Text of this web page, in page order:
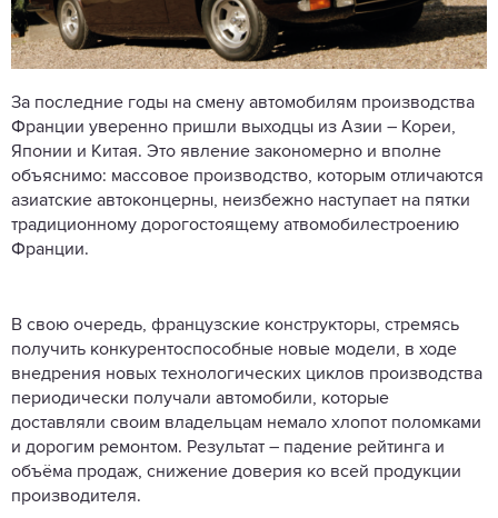
За последние годы на смену автомобилям производства
Франции уверенно пришли выходцы из Азии – Кореи,
Японии и Китая. Это явление закономерно и вполне
объяснимо: массовое производство, которым отличаются
азиатские автоконцерны, неизбежно наступает на пятки
традиционному дорогостоящему атвомобилестроению
Франции.
В свою очередь, французские конструкторы, стремясь
получить конкурентоспособные новые модели, в ходе
внедрения новых технологических циклов производства
периодически получали автомобили, которые
доставляли своим владельцам немало хлопот поломками
и дорогим ремонтом. Результат – падение рейтинга и
объёма продаж, снижение доверия ко всей продукции
производителя.